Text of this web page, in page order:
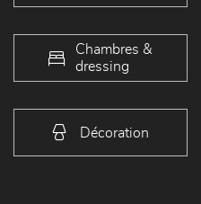
Chambres &
dressing
Décoration